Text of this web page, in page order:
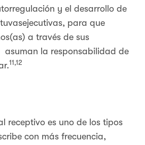
y el desarrollo de
para que
a través de sus
asuman la responsabilidad de
11,12
receptivo es uno de los tipos
con más frecuencia,